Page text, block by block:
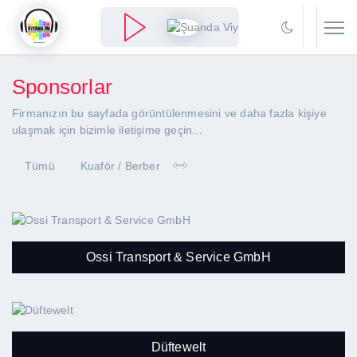
Sponsorlar
Firmanızın bu sayfada görüntülenmesini ve daha fazla kişiye
ulaşmak için bizimle iletişime geçin...
Tümü Kuaför / Berber
Ossi Transport & Service GmbH
Ossi Transport & Service GmbH
Düftewelt